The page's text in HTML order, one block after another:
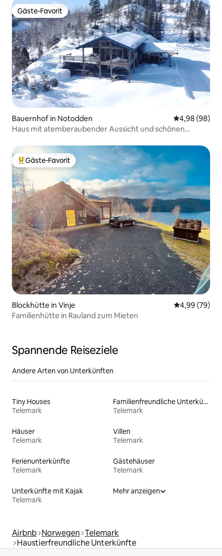
Gäste-Favorit
Gäste-Favorit
Bauernhof in Notodden
4,98 (98)
Haus mit atemberaubender Aussicht und schönen
Beliebter Gäste-Favorit.
Gäste-Favorit
Blockhütte in Vinje
4,99 (79)
Familienhütte in Rauland zum Mieten
Spannende Reiseziele
Andere Arten von Unterkünften
Tiny Houses
Telemark
Familienfreundliche Unterkünfte
Telemark
Häuser
Telemark
Villen
Telemark
Ferienunterkünfte
Telemark
Gästehäuser
Telemark
Unterkünfte mit Kajak
Telemark
Mehr anzeigen
Airbnb Norwegen Telemark
Haustierfreundliche Unterkünfte